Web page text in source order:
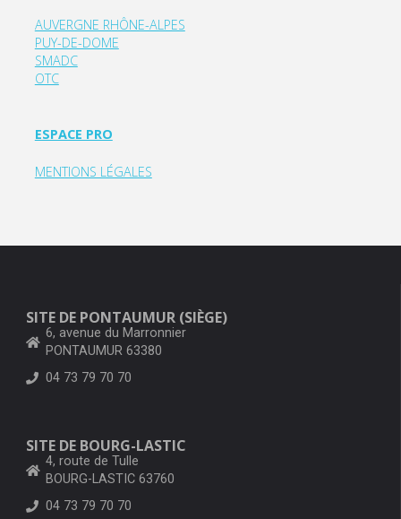
AUVERGNE RHÔNE-ALPES
PUY-DE-DOME
SMADC
OTC
ESPACE PRO
MENTIONS LÉGALES
SITE DE PONTAUMUR (SIÈGE)
6, avenue du Marronnier
PONTAUMUR 63380
04 73 79 70 70
SITE DE BOURG-LASTIC
4, route de Tulle
BOURG-LASTIC 63760
04 73 79 70 70